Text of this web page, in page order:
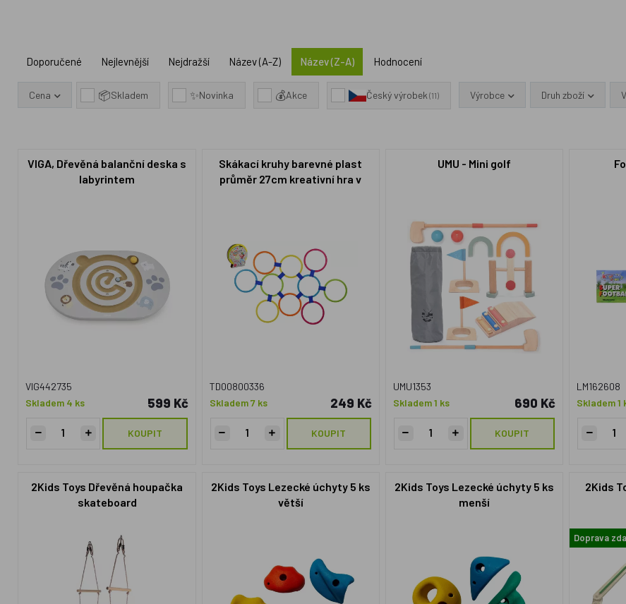
Doporučené Nejlevnější Nejdražší Název (A-Z) Název (Z-A) Hodnocení
Cena 📦Skladem ✨Novinka 💰Akce Český výrobek (11) Výrobce Druh zboží
VIGA, Dřevěná balanční deska s
labyrintem
VIG442735
Skladem 4 ks
599 Kč
KOUPIT
Skákací kruhy barevné plast
průměr 27cm kreativní hra v
TD00800336
Skladem 7 ks
249 Kč
KOUPIT
UMU - Mini golf
UMU1353
Skladem 1 ks
690 Kč
KOUPIT
LM162608
Skladem 1
2Kids Toys Dřevěná houpačka
skateboard
2Kids Toys Lezecké úchyty 5 ks
větší
2Kids Toys Lezecké úchyty 5 ks
menší
2Kids
Doprava